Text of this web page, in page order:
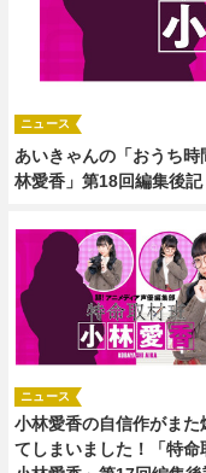
あいきゃんの「おうち
林愛香」第18回編集後記
ニュース
小林愛香の自信作がまた
てしまいました！「特命
ニュース